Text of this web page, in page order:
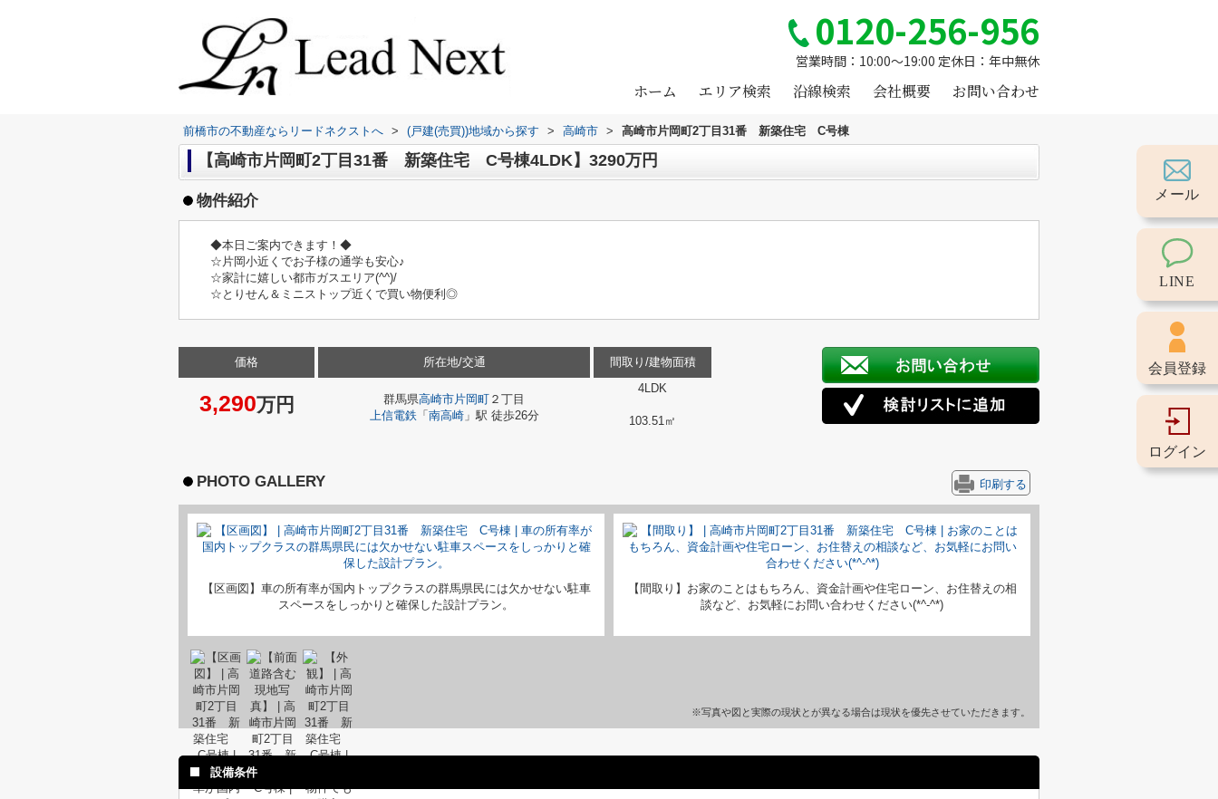
0120-256-956
営業時間：10:00～19:00 定休日：年中無休
ホーム エリア検索 沿線検索 会社概要 お問い合わせ
前橋市の不動産ならリードネクストへ > (戸建(売買))地域から探す > 高崎市 > 高崎市片岡町2丁目31番 新築住宅 C号棟
【高崎市片岡町2丁目31番 新築住宅 C号棟4LDK】3290万円
物件紹介
◆本日ご案内できます！◆
☆片岡小近くでお子様の通学も安心♪
☆家計に嬉しい都市ガスエリア(^^)/
☆とりせん＆ミニストップ近くで買い物便利◎
価格
3,290万円
所在地/交通
群馬県高崎市片岡町 ２丁目
上信電鉄「 南高崎」駅 徒歩26分
間取り/建物面積
4LDK
103.51㎡
PHOTO GALLERY 印刷する
【区画図】車の所有率が国内トップクラスの群馬県民には欠かせない駐車
スペースをしっかりと確保した設計プラン。
【間取り】お家のことはもちろん、資金計画や住宅ローン、お住替えの相
談など、お気軽にお問い合わせください(*^-^*)
※写真や図と実際の現状とが異なる場合は現状を優先させていただきます。
設備条件
メール
LINE
会員登録
ログイン